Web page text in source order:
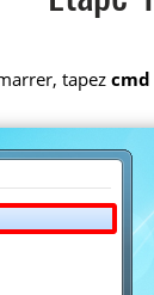
tapez cmd